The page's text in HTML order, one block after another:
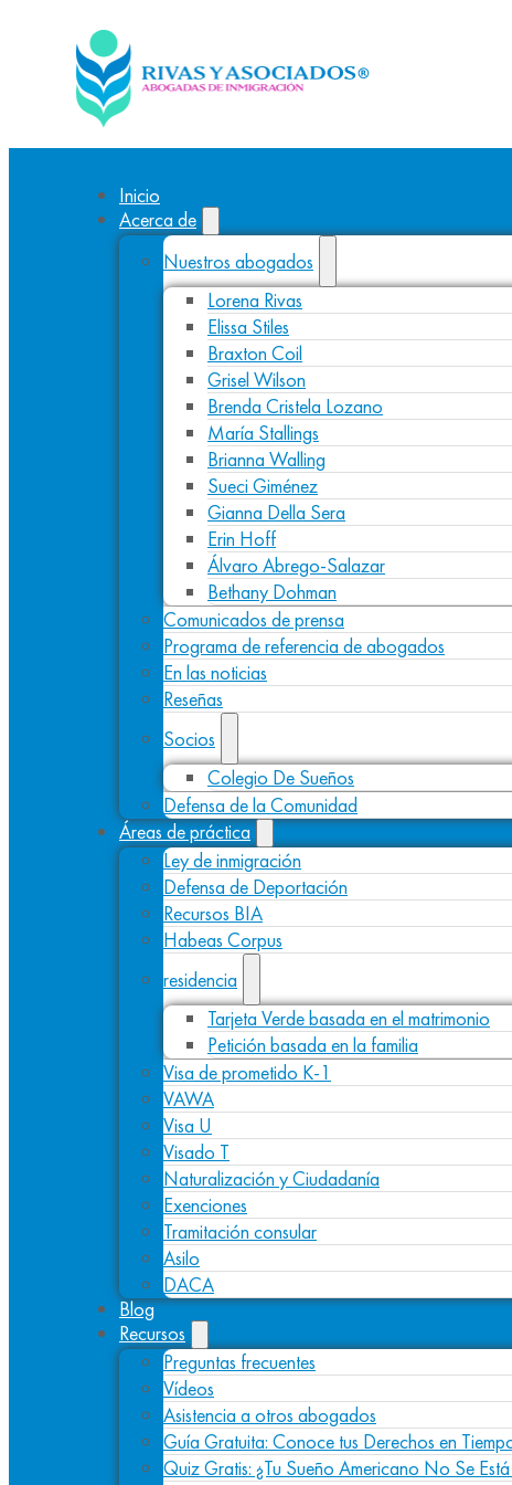
Inicio
Acerca de
Nuestros abogados
Lorena Rivas
Elissa Stiles
Braxton Coil
Grisel Wilson
Brenda Cristela Lozano
María Stallings
Brianna Walling
Sueci Giménez
Gianna Della Sera
Erin Hoff
Álvaro Abrego-Salazar
Bethany Dohman
Comunicados de prensa
Programa de referencia de abogados
En las noticias
Reseñas
Socios
Colegio De Sueños
Defensa de la Comunidad
Áreas de práctica
Ley de inmigración
Defensa de Deportación
Recursos BIA
Habeas Corpus
residencia
Tarjeta Verde basada en el matrimonio
Petición basada en la familia
Visa de prometido K-1
VAWA
Visa U
Visado T
Naturalización y Ciudadanía
Exenciones
Tramitación consular
Asilo
DACA
Blog
Recursos
Preguntas frecuentes
Vídeos
Asistencia a otros abogados
Guía Gratuita: Conoce tus Derechos en
Quiz Gratis: ¿Tu Sueño Americano No Se